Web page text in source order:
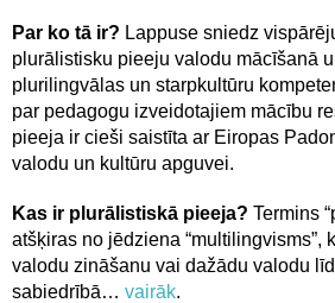
Par ko tā ir? Lappuse sniedz
plurālistisku pieeju valodu mācīšanā
plurilingvālas un starpkultūru
par pedagogu izveidotajiem mācību
pieeja ir cieši saistīta ar Eiropas
valodu un kultūru apguvei.
Kas ir plurā listiskā pieeja? Termins
atšķiras no jēdziena “multilingvisms”,
valodu zināšanu vai dažādu valodu
sabiedrībā… vairāk.